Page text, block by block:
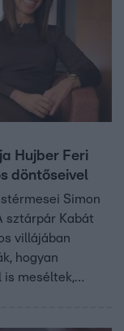
Hujber Feri
döntőseivel
Simon
sztárpár Kabát
villájában
hogyan
is meséltek,